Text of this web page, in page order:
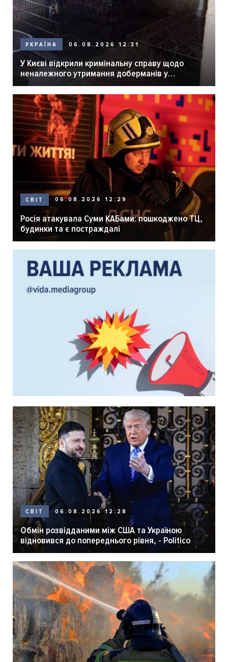
УКРАЇНА 06.08.2026 12:31
У Києві відкрили кримінальну справу щодо
неналежного утримання доберманів у
розпліднику
СВІТ 06.08.2026 12:29
Росія атакувала Суми КАБами: пошкоджено ТЦ,
будинки та є постраждалі
СВІТ 06.08.2026 12:28
Обмін розвідданими між США та Україною
відновився до попереднього рівня, - Politico